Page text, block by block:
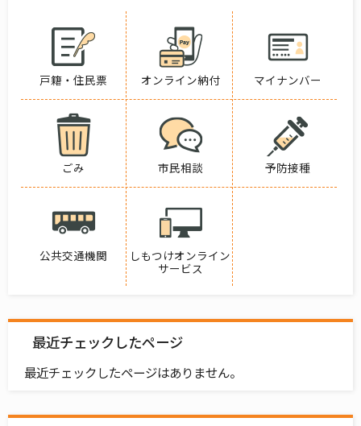
戸籍・住民票 オンライン納付 マイナンバー
ごみ 市民相談 予防接種
公共交通機関
しもつけオンライン
サービス
最近チェックしたページ
最近チェックしたページはありません。